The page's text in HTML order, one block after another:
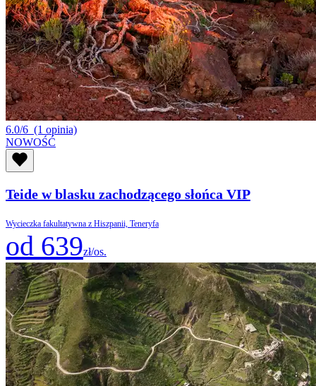
6.0/6 (1 opinia)
NOWOŚĆ
Teide w blasku zachodzącego słońca VIP
Wycieczka fakultatywna z Hiszpanii, Teneryfa
od 639zł/os.